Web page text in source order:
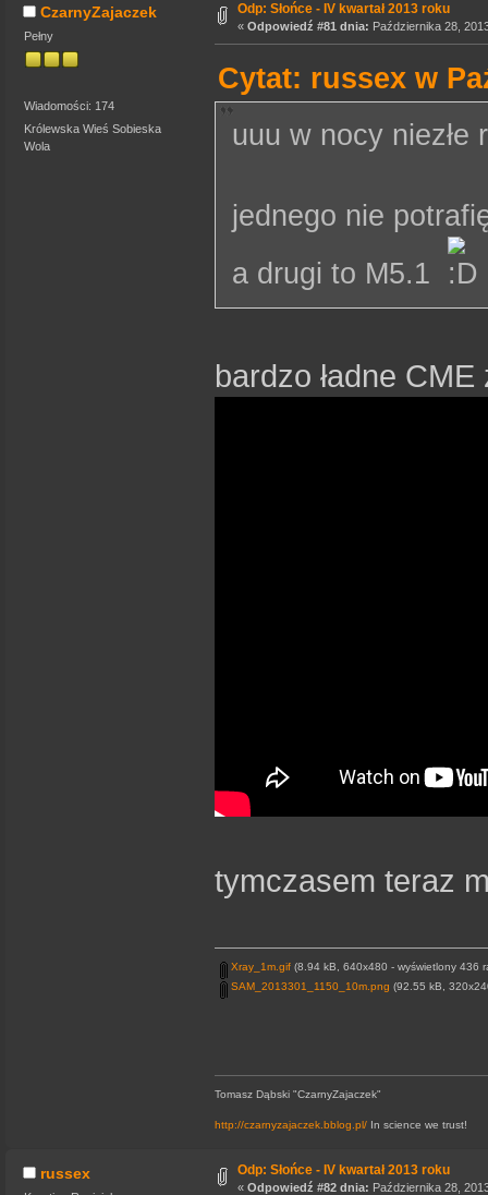
CzarnyZajaczek
Pełny
Wiadomości: 174
Królewska Wieś Sobieska
Wola
Odp: Słońce - IV kwartał 2013 roku
« Odpowiedź #81 dnia: Października 28,
Cytat: russex w
uuu w nocy niezłe
jednego nie
a drugi to M5.1
bardzo ładne
tymczasem teraz
Xray_1m.gif (8.94 kB, 640x480 - wyświetlony 436
SAM_2013301_1150_10m.png (92.55 kB,
Tomasz Dąbski "CzarnyZajaczek"
http://czarnyzajaczek.bblog.pl/ In science we trust!
russex Odp: Słońce - IV kwartał 2013 roku
« Odpowiedź #82 dnia: Października 28,